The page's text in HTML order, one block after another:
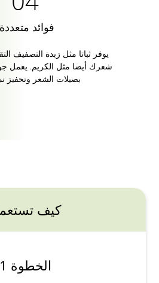
فوائد
يوفر ثباتا مثل زبدة التصفيف
شعرك أيضا مثل الكريم. يعمل
بصيلات الشعر وتحفيز
كيف
الخطوة 1